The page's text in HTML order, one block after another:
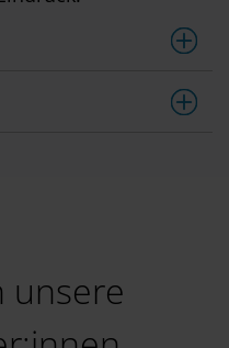
unsere